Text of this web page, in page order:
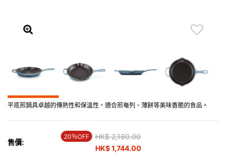
平底煎鍋具卓越的傳熱性和保溫性，適合煎奄列、薄餅等美味香脆的食品。
售價:
20％OFF Price reduced from
HK$ 2,180.00to
HK$ 1,744.00